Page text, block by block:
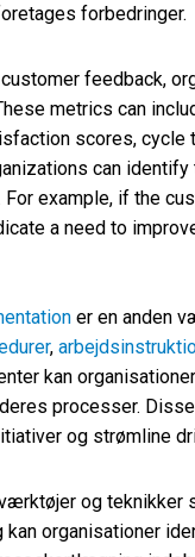
forbedringer.
feedback,
metrics can
scores, cycle
can
For example, if the
a need to
er en anden
,
kan
processer.
og strømline
og teknikker
kan organisationer